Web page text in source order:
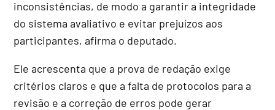
inconsistências, de modo a garantir a integridade
do sistema avaliativo e evitar prejuízos aos
participantes, afirma o deputado.
Ele acrescenta que a prova de redação exige
critérios claros e que a falta de protocolos para a
revisão e a correção de erros pode gerar